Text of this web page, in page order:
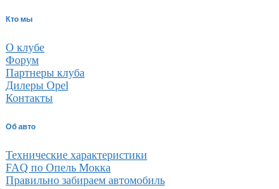
Кто мы
О клубе
Форум
Партнеры клуба
Дилеры Opel
Контакты
Об авто
Технические характеристики
FAQ по Опель Мокка
Правильно забираем автомобиль